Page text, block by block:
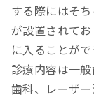
する際にはそ
が設置されて
に入ることがで
診療内容は一
歯科、レーザ